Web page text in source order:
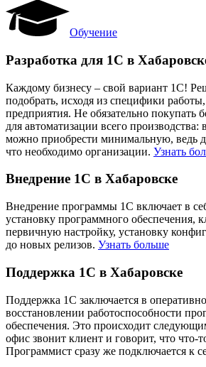
Обучение
Разработка для 1С в
Каждому бизнесу – свой вариант 1С!
подобрать, исходя из специфики
предприятия. Не обязательно покупать
для автоматизации всего производства:
можно приобрести минимальную, ведь
что необходимо организации. Узнать
Внедрение 1С в Хабаровске
Внедрение программы 1С включает в
установку программного обеспечения,
первичную настройку, установку
до новых релизов. Узнать больше
Поддержка 1С в Хабаровске
Поддержка 1С заключается в
восстановлении работоспособности
обеспечения. Это происходит
офис звонит клиент и говорит, что что-
Программист сразу же подключается к